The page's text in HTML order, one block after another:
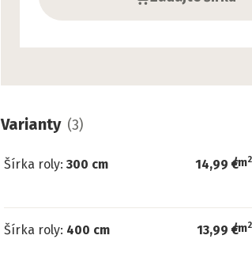
Varianty (3)
Šírka roly: 300 cm 14,99 €
/m2
Šírka roly: 400 cm 13,99 €
/m2